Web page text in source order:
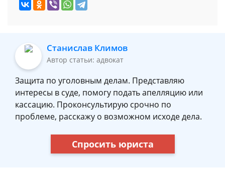
Станислав Климов
Автор статьи: адвокат
Защита по уголовным делам. Представляю
интересы в суде, помогу подать апелляцию или
кассацию. Проконсультирую срочно по
проблеме, расскажу о возможном исходе дела.
Спросить юриста